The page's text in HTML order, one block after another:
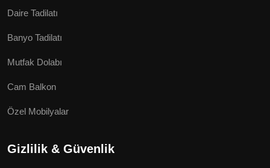
Daire Tadilatı
Banyo Tadilatı
Mutfak Dolabı
Cam Balkon
Özel Mobilyalar
Gizlilik & Güvenlik